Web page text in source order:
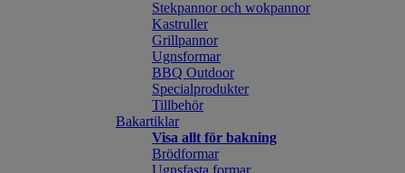
Stekpannor och wokpannor
Kastruller
Grillpannor
Ugnsformar
BBQ Outdoor
Specialprodukter
Tillbehör
Bakartiklar
Visa allt för bakning
Brödformar
Ugnsfasta formar